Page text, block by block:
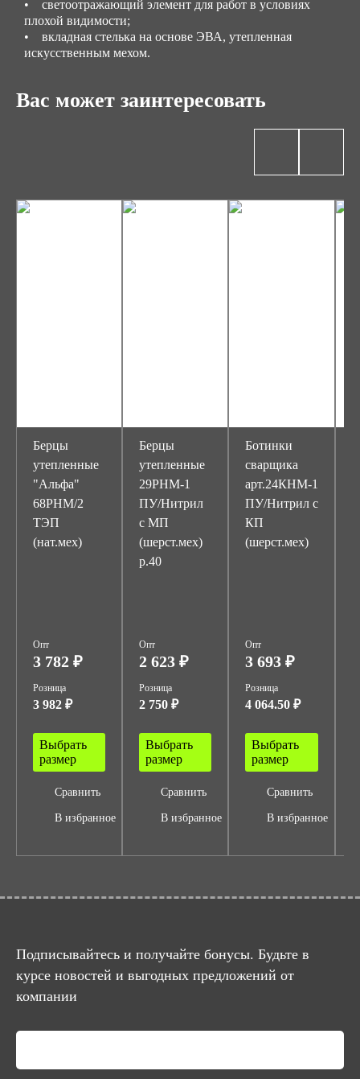
• светоотражающий элемент для работ в условиях
плохой видимости;
• вкладная стелька на основе ЭВА, утепленная
искусственным мехом.
Вас может заинтересовать
Берцы
утепленные
"Альфа"
68РНМ/2
ТЭП
(нат.мех)
Опт
3 782 ₽
Розница
3 982 ₽
Выбрать
размер
Сравнить
В избранное
Берцы
утепленные
29РНМ-1
ПУ/Нитрил
с МП
(шерст.мех)
р.40
Опт
2 623 ₽
Розница
2 750 ₽
Выбрать
размер
Сравнить
В избранное
Ботинки
сварщика
арт.24КНМ-1
ПУ/Нитрил с
КП
(шерст.мех)
Опт
3 693 ₽
Розница
4 064.50 ₽
Выбрать
размер
Сравнить
В избранное
Подписывайтесь и получайте бонусы. Будьте в
курсе новостей и выгодных предложений от
компании